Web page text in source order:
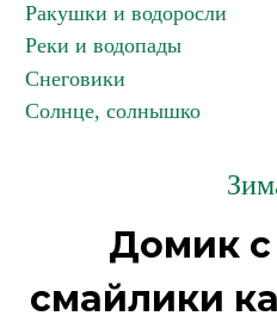
Ракушки и водоросли
Реки и водопады
Снеговики
Солнце, солнышко
Домик
смайлики